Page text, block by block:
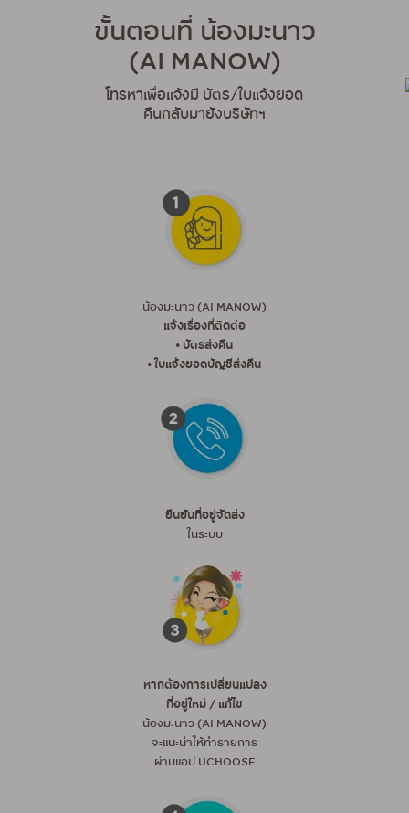
ขั้นตอนที่ น้องมะนาว
(AI MANOW)
โทรหาเพื่อแจ้งมี บัตร/ใบแจ้งยอด
คืนกลับมายังบริษัทฯ
น้องมะนาว (AI MANOW)
แจ้งเรื่องที่ติดต่อ
• บัตรส่งคืน
• ใบแจ้งยอดบัญชีส่งคืน
ยืนยันที่อยู่จัดส่ง
ในระบบ
หากต้องการเปลี่ยนแปลง
ที่อยู่ใหม่ / แก้ไข
น้องมะนาว (AI MANOW)
จะแนะนำให้ทำรายการ
ผ่านแอป UCHOOSE